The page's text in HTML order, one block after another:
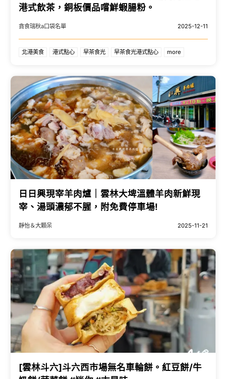
港式飲茶，銅板價品嚐鮮蝦腸粉。
貪食瑞秋a口袋名單 2025-12-11
北港美食 港式點心 早茶食光 早茶食光港式點心 more
日日興現宰羊肉爐｜雲林大埤溫體羊肉新鮮現
宰、湯頭濃郁不腥，附免費停車場!
靜怡＆大顆呆 2025-11-21
[雲林斗六]斗六西市場無名車輪餅。紅豆餅/牛